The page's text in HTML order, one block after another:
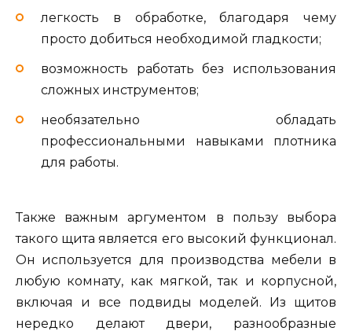
легкость в обработке, благодаря чему
просто добиться необходимой гладкости;
возможность работать без использования
сложных инструментов;
необязательно обладать
профессиональными навыками плотника
для работы.
Также важным аргументом в пользу выбора
такого щита является его высокий функционал.
Он используется для производства мебели в
любую комнату, как мягкой, так и корпусной,
включая и все подвиды моделей. Из щитов
нередко делают двери, разнообразные